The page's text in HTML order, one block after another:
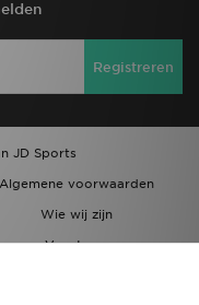
Registreren
JD Sports
Algemene voorwaarden
Wie wij zijn
Vacatures